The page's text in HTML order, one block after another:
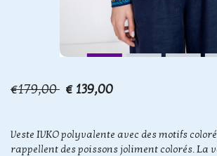
€179,00 € 139,00
Veste IVKO polyvalente avec des motifs
rappellent des poissons joliment colorés. La